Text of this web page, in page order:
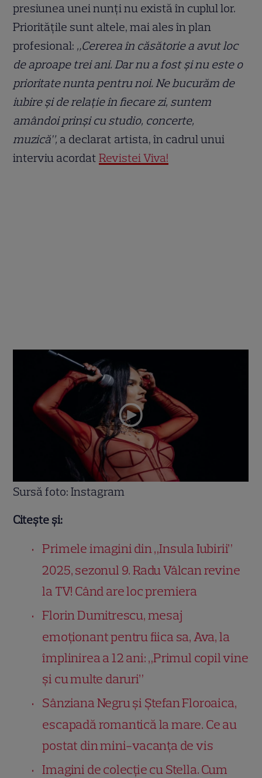
presiunea unei nunți nu există în cuplul lor.
Prioritățile sunt altele, mai ales în plan
profesional: „Cererea în căsătorie a avut loc
de aproape trei ani. Dar nu a fost și nu este o
prioritate nunta pentru noi. Ne bucurăm de
iubire și de relație în fiecare zi, suntem
amândoi prinși cu studio, concerte,
muzică”, a declarat artista, în cadrul unui
interviu acordatRevistei Viva!
Sursă foto: Instagram
Citește și:
Primele imagini din „Insula Iubirii”
2025, sezonul 9. Radu Vâlcan revine
la TV! Când are loc premiera
Florin Dumitrescu, mesaj
emoționant pentru fiica sa, Ava, la
împlinirea a 12 ani: „Primul copil vine
și cu multe daruri”
Sânziana Negru și Ștefan Floroaica,
escapadă romantică la mare. Ce au
postat din mini-vacanța de vis
Imagini de colecție cu Stella. Cum